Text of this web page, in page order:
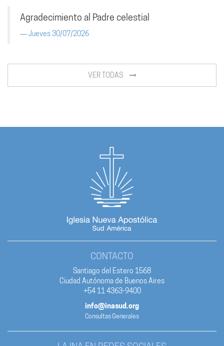
Agradecimiento al Padre celestial
Jueves 30/07/2026
VER TODAS
CONTACTO
Santiago del Estero 1568
Ciudad Autónoma de Buenos Aires
+54 11 4363-9400
info@inasud.org
Consultas Generales